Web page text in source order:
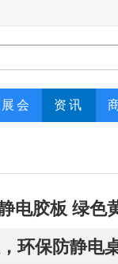
展会 资讯
电胶板 绿
环保防静电